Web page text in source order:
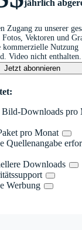
jährlich
Zugang zu unserer
Vektoren und
Nutzung
Video nicht enthalten.
Jetzt abonnieren
Downloads pro
pro Monat
Quellenangabe
Downloads
Werbung